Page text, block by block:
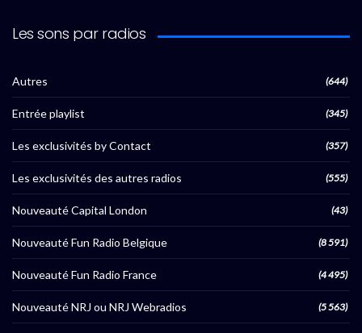
Les sons par radios
Autres (644)
Entrée playlist (345)
Les exclusivités by Contact (357)
Les exclusivités des autres radios (555)
Nouveauté Capital London (43)
Nouveauté Fun Radio Belgique (8 591)
Nouveauté Fun Radio France (4 495)
Nouveauté NRJ ou NRJ Webradios (5 563)